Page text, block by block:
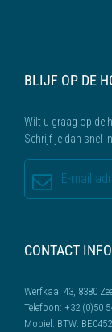
BLIJF OP DE
Wilt u graag op de
Schrijf je dan snel
CONTACT
Werfkaai 43, 8380
Telefoon: +32 (0)50
Mobiel: BTW: